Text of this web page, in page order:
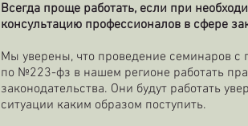
Всегда проще работать, если при
консультацию профессионалов в сфере
Мы уверены, что проведение семинаров
по №223-фз в нашем регионе работать
законодательства. Они будут работать
ситуации каким образом поступить.